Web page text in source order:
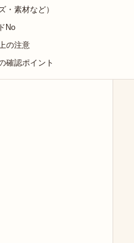
・素材など）
No
の注意
確認ポイント